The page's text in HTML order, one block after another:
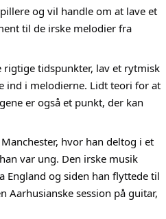
og vil handle om at lave et
til de irske melodier fra
rigtige tidspunkter, lav et rytmisk
ind i melodierne. Lidt teori for at
er også et punkt, der kan
hvor han deltog i et
var ung. Den irske musik
England og siden han flyttede til
Aarhusianske session på guitar,